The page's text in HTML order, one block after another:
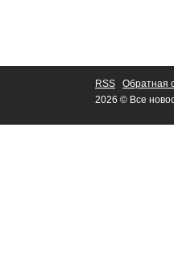
RSS Обратная
2026 © Все